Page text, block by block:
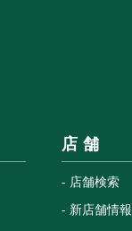
店 舗
店舗検索
新店舗情報